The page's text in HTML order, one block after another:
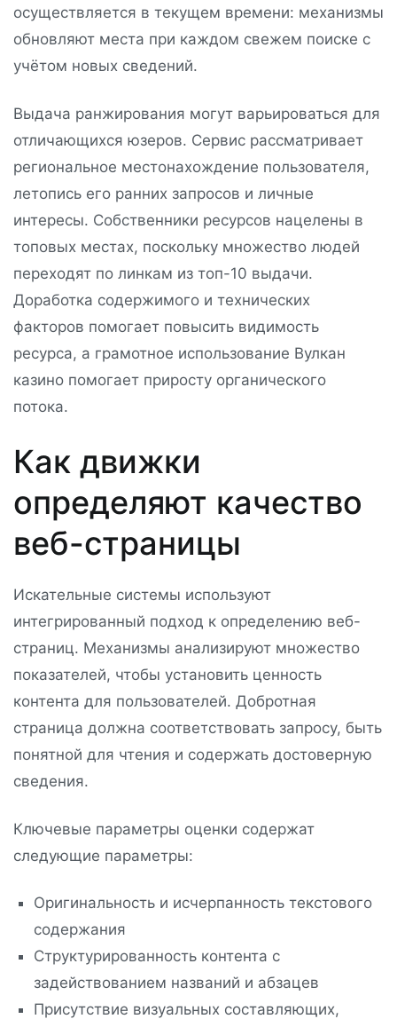
осуществляется в текущем времени: механизмы
обновляют места при каждом свежем поиске с
учётом новых сведений.
Выдача ранжирования могут варьироваться для
отличающихся юзеров. Сервис рассматривает
региональное местонахождение пользователя,
летопись его ранних запросов и личные
интересы. Собственники ресурсов нацелены в
топовых местах, поскольку множество людей
переходят по линкам из топ-10 выдачи.
Доработка содержимого и технических
факторов помогает повысить видимость
ресурса, а грамотное использование Вулкан
казино помогает приросту органического
потока.
Как движки
определяют качество
веб-страницы
Искательные системы используют
интегрированный подход к определению веб-
страниц. Механизмы анализируют множество
показателей, чтобы установить ценность
контента для пользователей. Добротная
страница должна соответствовать запросу, быть
понятной для чтения и содержать достоверную
сведения.
Ключевые параметры оценки содержат
следующие параметры:
Оригинальность и исчерпанность текстового
содержания
Структурированность контента с
задействованием названий и абзацев
Присутствие визуальных составляющих,